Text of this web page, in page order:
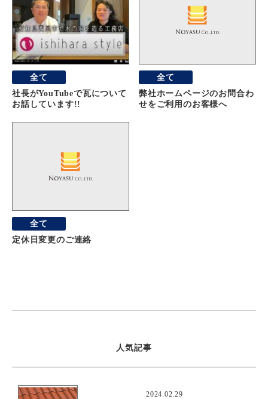
全て
社長がYouTubeで瓦について
お話しています!!
全て
弊社ホームページのお問合わ
せをご利用のお客様へ
全て
定休日変更のご連絡
人気記事
2024.02.29